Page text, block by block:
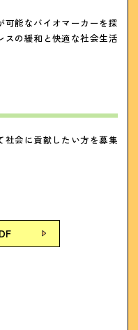
可能なバイオマーカーを探
スの緩和と快適な社会生活
社会に貢献したい方を募集